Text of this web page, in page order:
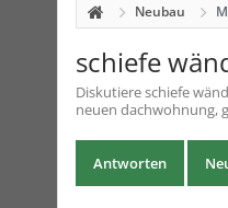
Neubau
schiefe
Diskutiereschiefe
neuen dachwohnung,
Antworten